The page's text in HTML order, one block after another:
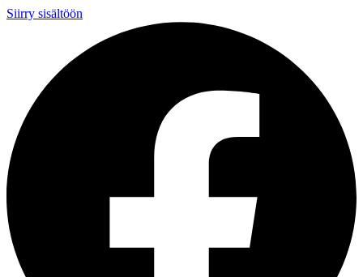
Siirry sisältöön